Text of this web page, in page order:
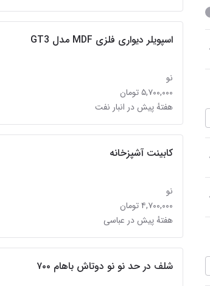
اسپویلر دیواری فلزی MDF مدل GT3
نو
۵,۷۰۰,۰۰۰ تومان
هفتهٔ پیش در انبار نفت
کابینت آشپزخانه
نو
۴,۷۰۰,۰۰۰ تومان
هفتهٔ پیش در عباسی
شلف در حد نو نو دوتاش باهام ۷۰۰